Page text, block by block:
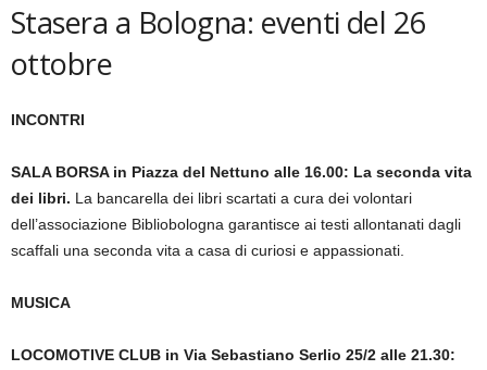
Stasera a Bologna: eventi del 26
ottobre
INCONTRI
SALA BORSA in Piazza del Nettuno alle 16.00: La seconda vita
dei libri. La bancarella dei libri scartati a cura dei volontari
dell’associazione Bibliobologna garantisce ai testi allontanati dagli
scaffali una seconda vita a casa di curiosi e appassionati.
MUSICA
LOCOMOTIVE CLUB in Via Sebastiano Serlio 25/2 alle 21.30: